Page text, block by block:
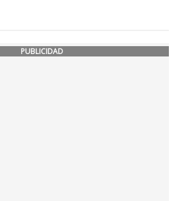
PUBLICIDAD